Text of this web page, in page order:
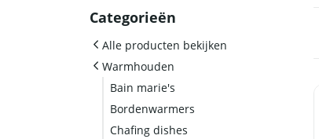
Categorieën
Alle producten bekijken
Warmhouden
Bain marie's
Bordenwarmers
Chafing dishes